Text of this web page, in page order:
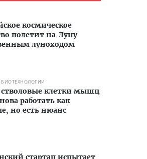
космическое
полетит на Луну
луноходом
стволовые клетки мышц
работать как
но есть нюанс
стартап испытает